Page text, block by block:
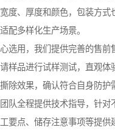
度、厚度和颜色，包装方式
配多样化生产场景。
选用，我们提供完善的售前
样品进行试样测试，直观体
除效果，确认符合自身防护
队全程提供技术指导，针对
要点、储存注意事项等提供